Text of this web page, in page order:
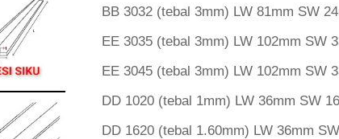
BB 3032 (tebal 3mm) LW 81mm SW
EE 3035 (tebal 3mm) LW 102mm SW
EE 3045 (tebal 3mm) LW 102mm SW
DD 1020 (tebal 1mm) LW 36mm SW
DD 1620 (tebal 1.60mm) LW 36mm